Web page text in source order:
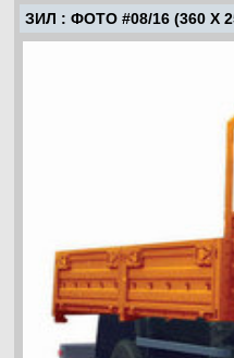
ЗИЛ : ФОТО #08/16 (360 X